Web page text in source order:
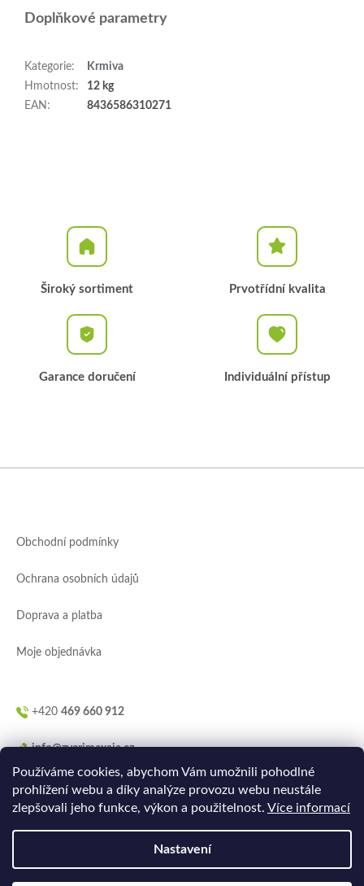
Používáme cookies, abychom Vám umožnili pohodlné
prohlížení webu a díky analýze provozu webu neustále
zlepšovali jeho funkce, výkon a použitelnost. Více informací
Nastavení
Doplňkové parametry
Kategorie:
Krmiva
Hmotnost:
12 kg
EAN : 8436586310271
Široký sortiment Prvotřídní kvalita
Garance doručení Individuální přístup
Obchodní podmínky
Ochrana osobních údajů
Doprava a platba
Moje objednávka
+420 469 660 912
info@zverimexaja.cz
VytvořiloLer.studio